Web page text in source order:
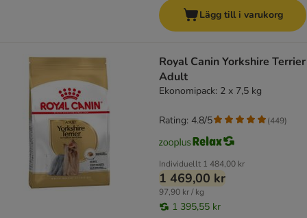
Lägg till i varukorg
Royal Canin Yorkshire Terrier
Adult
Ekonomipack: 2 x 7,5 kg
Individuellt 1 484,00 kr
1 469,00 kr
97,90 kr / kg
1 395,55 kr
Rating: 4.8/5 (449)